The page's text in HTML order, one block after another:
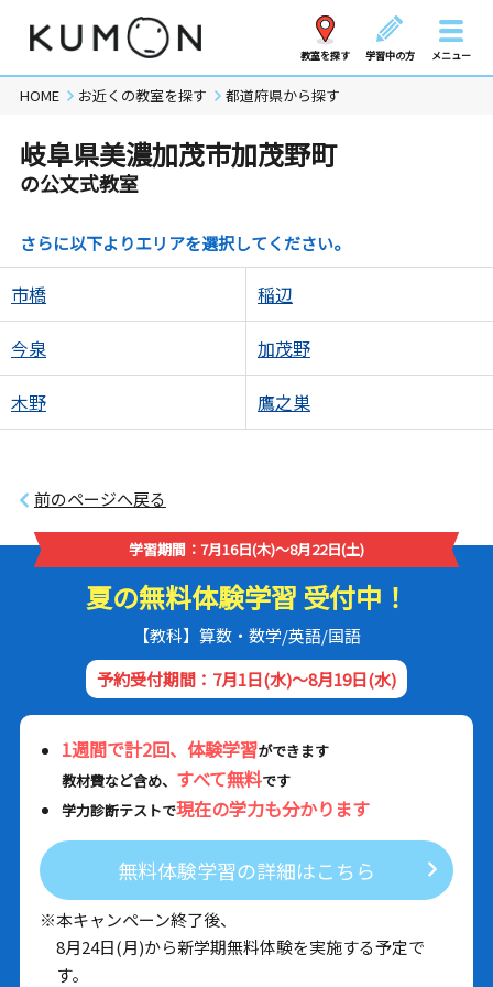
教室を探す 学習中の方 メニュー
HOME お近くの教室を探す 都道府県から探す
岐阜県美濃加茂市加茂野町
の公文式教室
さらに以下よりエリアを選択してください。
市橋 稲辺
今泉 加茂野
木野 鷹之巣
前のページへ戻る
学習期間：7月16日(木)～8月22日(土)
夏の無料体験学習 受付中！
【教科】算数・数学/英語/国語
予約受付期間：7月1日(水)～8月19日(水)
1週間で計2回、体験学習ができます
教材費など含め、 すべて無料です
学力診断テストで現在の学力も分かります
無料体験学習の詳細はこちら
※本キャンペーン終了後、
8月24日(月)から新学期無料体験を実施する予定で
す。